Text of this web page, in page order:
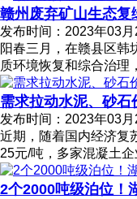
赣州废弃矿山生态复
发布时间：2023年03
阳春三月，在赣县区韩
质环境恢复和综合治理
需求拉动水泥、砂
发布时间：2023年03
近期，随着国内经济复
25元/吨，多家混凝土
2个2000吨级泊位！